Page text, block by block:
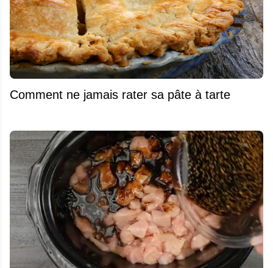
Comment ne jamais rater sa pâte à tarte